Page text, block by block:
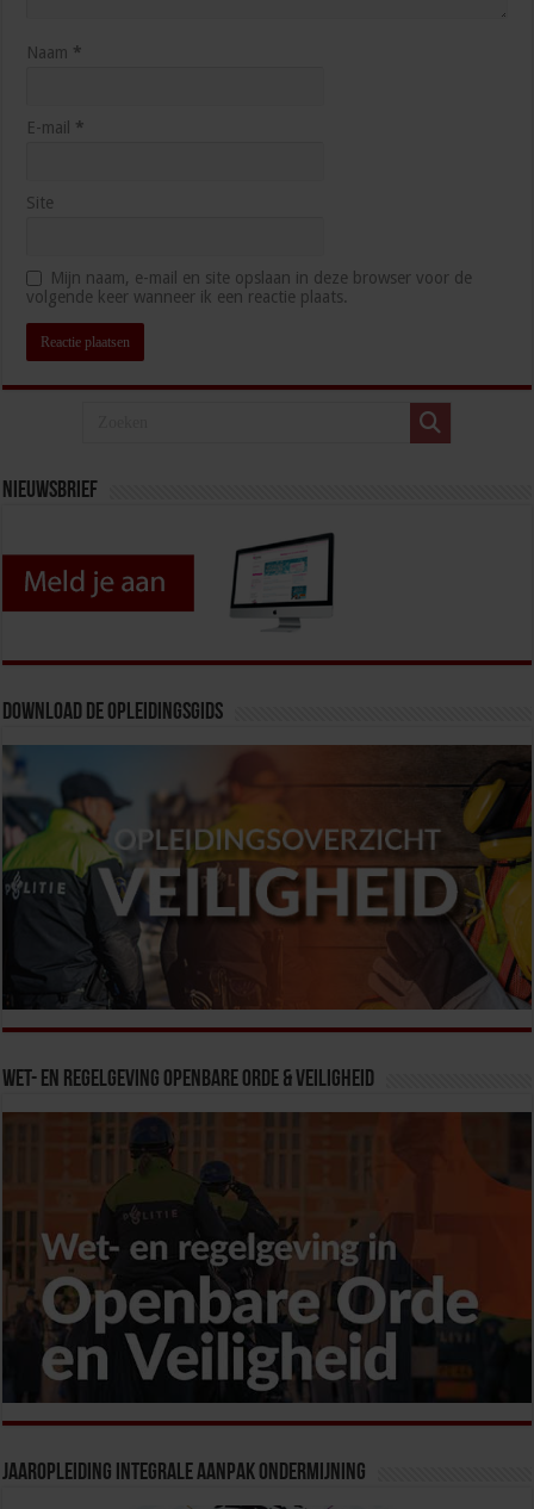
Naam *
E-mail *
Site
Mijn naam, e-mail en site opslaan in deze browser voor de
volgende keer wanneer ik een reactie plaats.
Nieuwsbrief
Download de opleidingsgids
Wet- en Regelgeving Openbare Orde & Veiligheid
Jaaropleiding Integrale Aanpak Ondermijning